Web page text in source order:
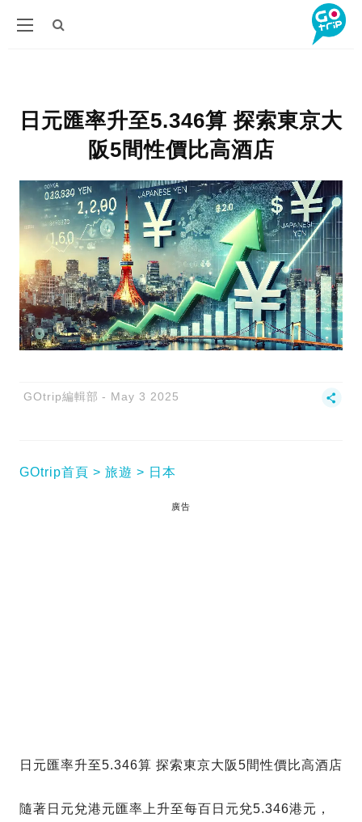
日元匯率升至5.346算 探索東京大
阪5間性價比高酒店
GOtrip編輯部 May 3 2025
GOtrip首頁 旅遊 日本
廣告
日元匯率升至5.346算 探索東京大阪5間性價比高酒店
隨著日元兌港元匯率上升至每百日元兌5.346港元，